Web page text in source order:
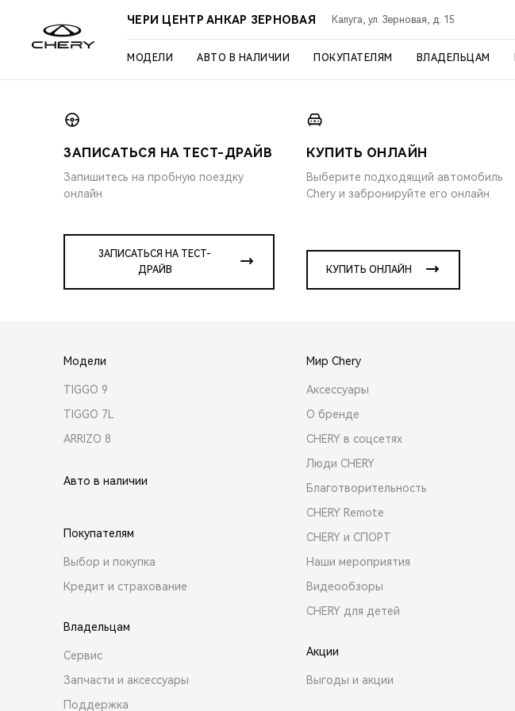
ЧЕРИ ЦЕНТР АНКАР ЗЕРНОВАЯ Калуга, ул. Зерновая, д. 15
МОДЕЛИ АВТО В НАЛИЧИИ ПОКУПАТЕЛЯМ ВЛАДЕЛЬЦАМ
ЗАПИСАТЬСЯ НА ТЕСТ-ДРАЙВ
Запишитесь на пробную поездку
онлайн
ЗАПИСАТЬСЯ НА ТЕСТ-
ДРАЙВ
КУПИТЬ ОНЛАЙН
Выберите подходящий автомобиль
Chery и забронируйте его онлайн
КУПИТЬ ОНЛАЙН
Модели
TIGGO 9
TIGGO 7L
ARRIZO 8
Авто в наличии
Покупателям
Выбор и покупка
Кредит и страхование
Владельцам
Сервис
Запчасти и аксессуары
Поддержка
Мир Chery
Аксессуары
О бренде
CHERY в соцсетях
Люди CHERY
Благотворительность
CHERY Remote
CHERY и СПОРТ
Наши мероприятия
Видеообзоры
CHERY для детей
Акции
Выгоды и акции